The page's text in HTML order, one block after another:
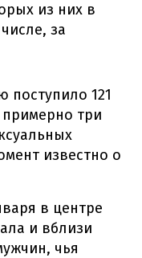
из них в
за
121
три
известно о
в центре
и вблизи
чья